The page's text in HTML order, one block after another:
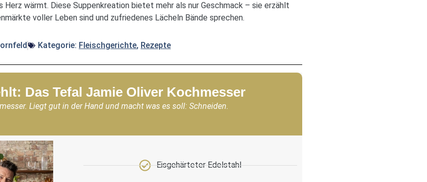
Herz wärmt. Diese Suppenkreation bietet mehr als nur Geschmack – sie erzählt
voller Leben sind und zufriedenes Lächeln Bände sprechen.
Kategorie: Fleischgerichte, Rezepte
Das Tefal Jamie Oliver Kochmesser
Liegt gut in der Hand und macht was es soll: Schneiden.
Eisgehärteter Edelstahl